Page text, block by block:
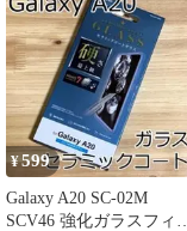
¥599
Galaxy A20 SC-02M
SCV46 強化ガラスフィル